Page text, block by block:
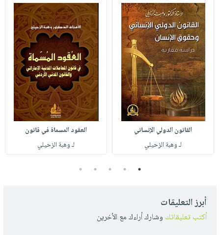
القانون الدولي الإنساني
لـ وهبة الزحيلي
العقود المسماة في قانون
لـ وهبة الزحيلي
1
2
3
4
5
أبرز التعليقات
أكتب تعليقاتك وشارك أراءك مع الأخرين